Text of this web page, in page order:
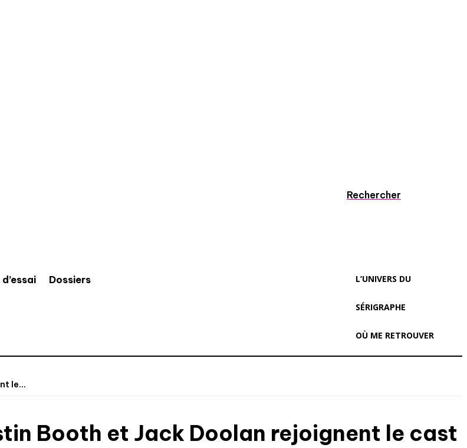
Dossiers
Rechercher
L’UNIVERS DU
SÉRIGRAPHE
OÙ ME RETROUVER
le...
Booth et Jack Doolan rejoignent le cast